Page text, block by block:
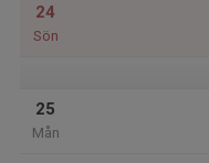
24
Sön
25
Mån